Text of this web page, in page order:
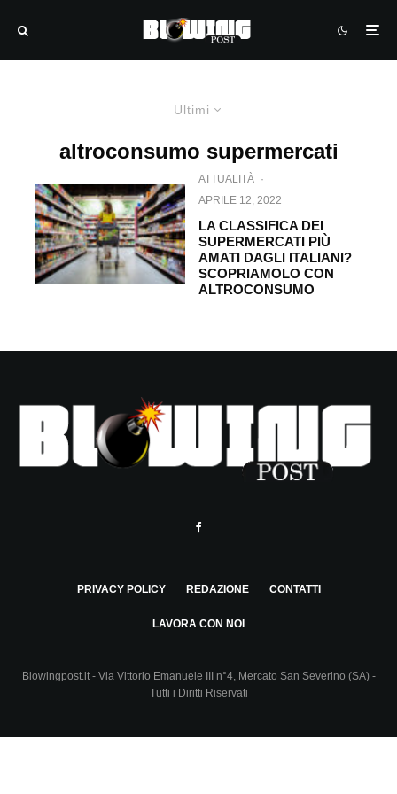
Ultimi
altroconsumo supermercati
ATTUALITÀ ·
APRILE 12, 2022
LA CLASSIFICA DEI
SUPERMERCATI PIÙ
AMATI DAGLI ITALIANI?
SCOPRIAMOLO CON
ALTROCONSUMO
PRIVACY POLICY REDAZIONE CONTATTI
LAVORA CON NOI
Blowingpost.it - Via Vittorio Emanuele III n°4, Mercato San Severino (SA) -
Tutti i Diritti Riservati